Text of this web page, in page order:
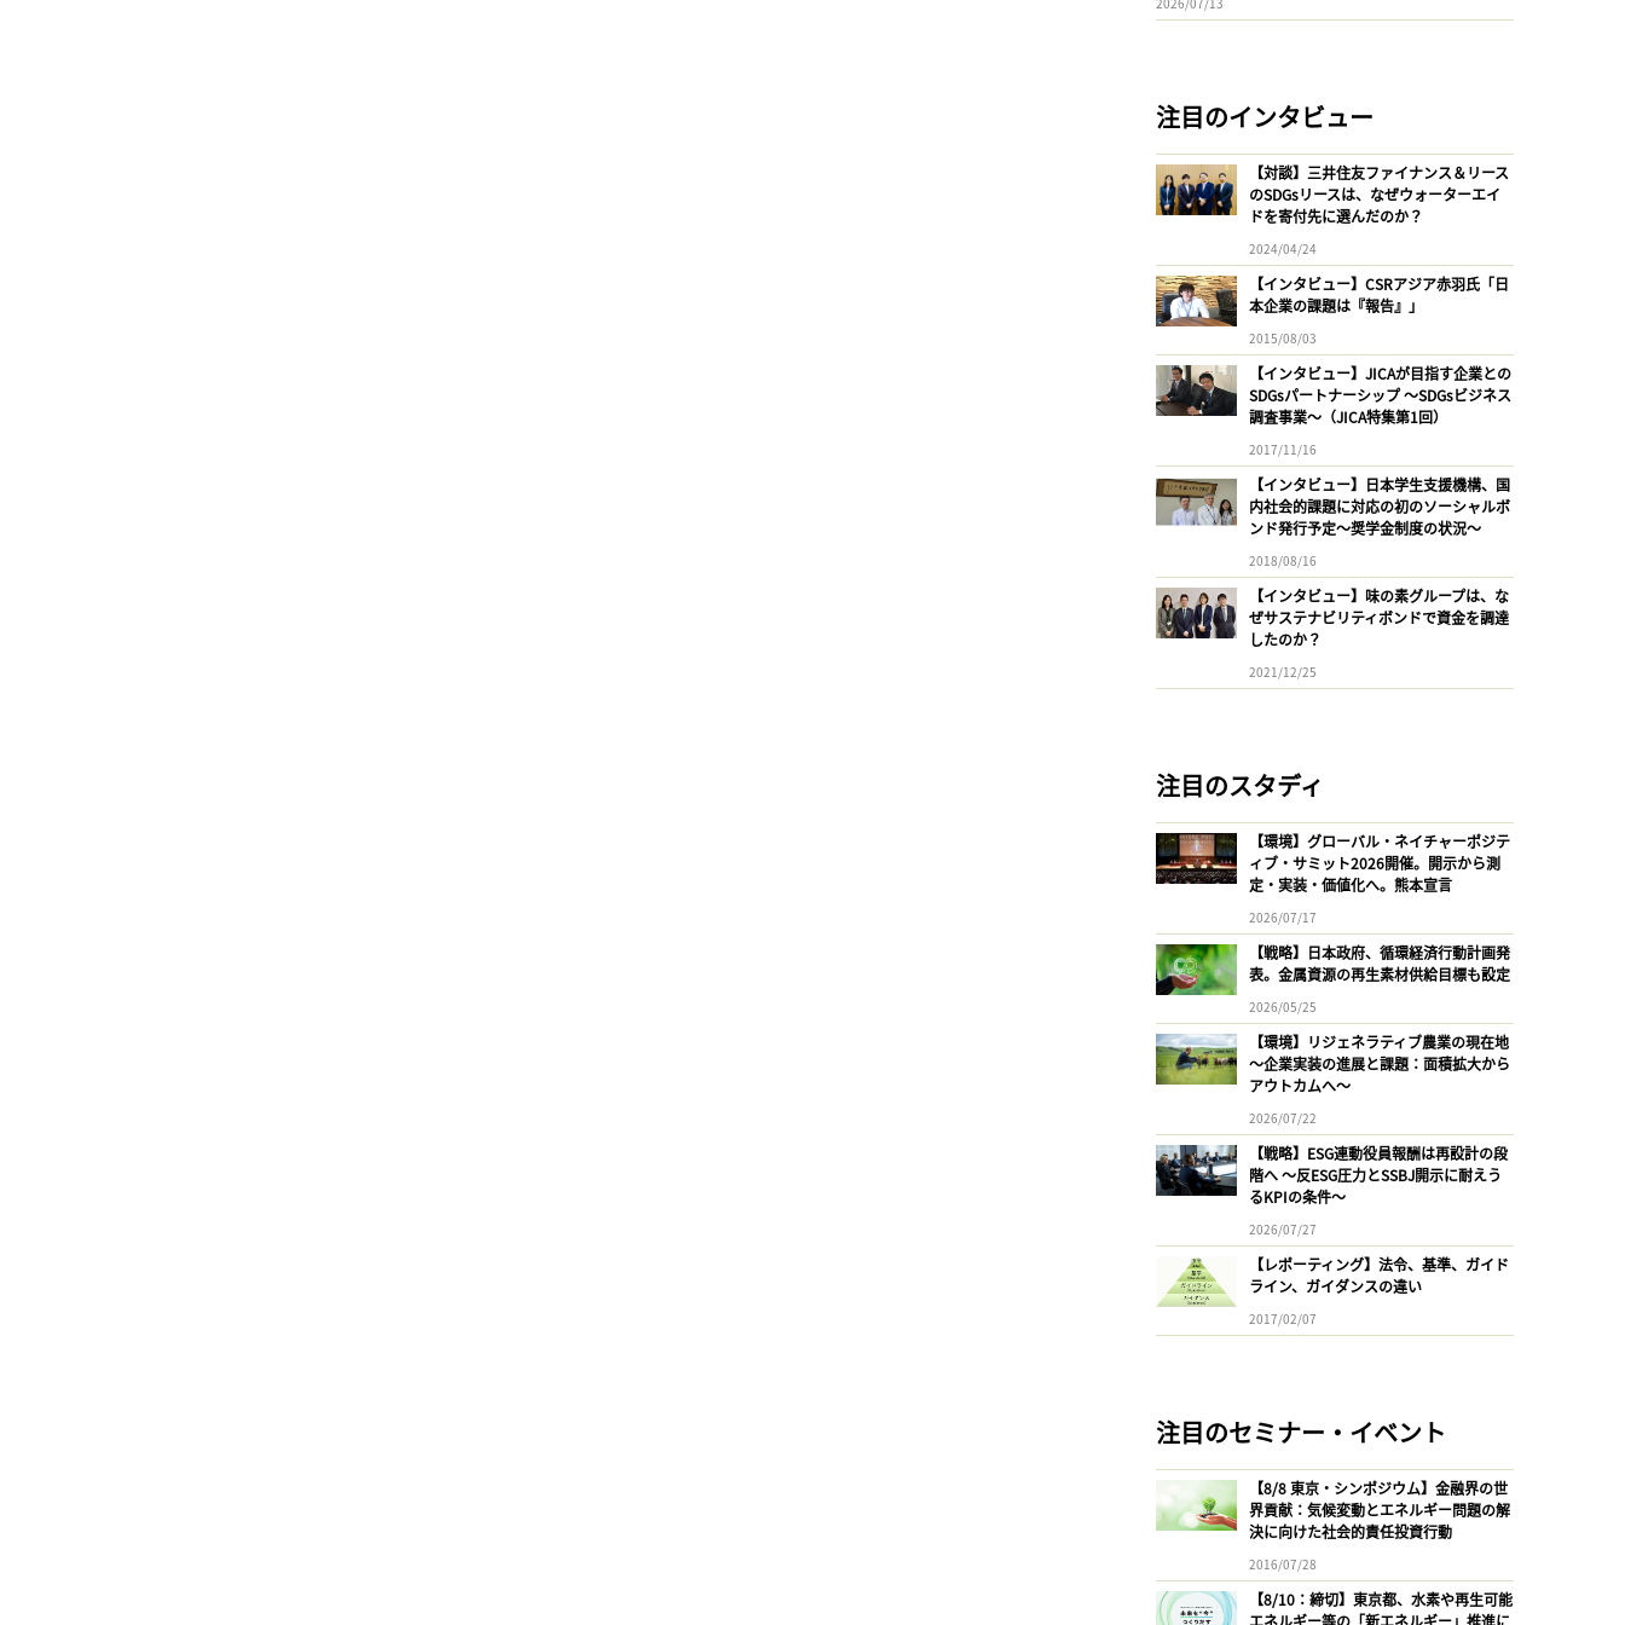
注目のインタビュー
【対談】三井住友ファイナンス＆リース
のSDGsリースは、なぜウォーターエイ
ドを寄付先に選んだのか？
2024/04/24
【インタビュー】CSRアジア赤羽氏「日
本企業の課題は『報告』」
2015/08/03
【インタビュー】JICAが目指す企業との
SDGsパートナーシップ 〜SDGsビジネス
調査事業〜（JICA特集第1回）
2017/11/16
【インタビュー】日本学生支援機構、国
内社会的課題に対応の初のソーシャルボ
ンド発行予定〜奨学金制度の状況〜
2018/08/16
【インタビュー】味の素グループは、な
ぜサステナビリティボンドで資金を調達
したのか？
2021/12/25
注目のスタディ
【環境】グローバル・ネイチャーポジテ
ィブ・サミット2026開催。開示から測
定・実装・価値化へ。熊本宣言
2026/07/17
【戦略】日本政府、循環経済行動計画発
表。金属資源の再生素材供給目標も設定
2026/05/25
【環境】リジェネラティブ農業の現在地
〜企業実装の進展と課題：面積拡大から
アウトカムへ〜
2026/07/22
【戦略】ESG連動役員報酬は再設計の段
階へ 〜反ESG圧力とSSBJ開示に耐えう
るKPIの条件〜
2026/07/27
【レポーティング】法令、基準、ガイド
ライン、ガイダンスの違い
2017/02/07
注目のセミナー・イベント
【8/8 東京・シンポジウム】金融界の世
界貢献：気候変動とエネルギー問題の解
決に向けた社会的責任投資行動
2016/07/28
【8/10：締切】東京都、水素や再生可能